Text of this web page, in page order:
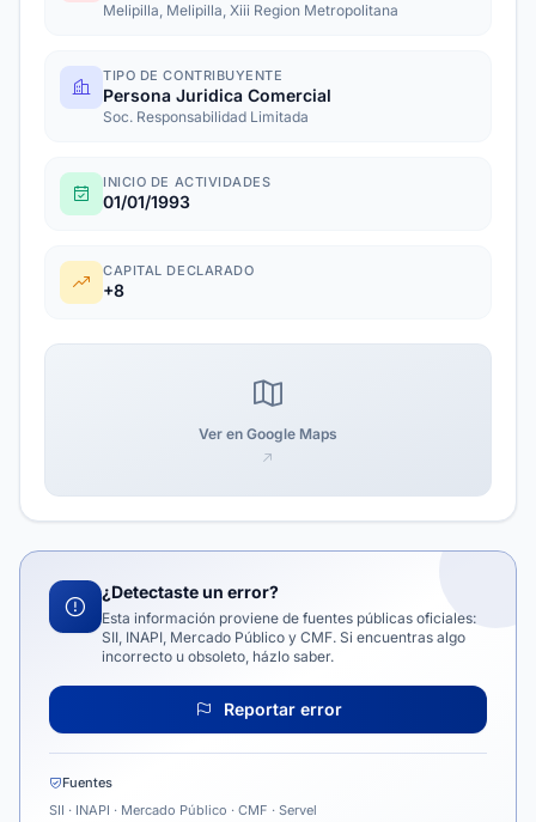
Melipilla, Melipilla, Xiii Region Metropolitana
TIPO DE CONTRIBUYENTE
Persona Juridica Comercial
Soc. Responsabilidad Limitada
INICIO DE ACTIVIDADES
01/01/1993
CAPITAL DECLARADO
+8
Ver en Google Maps
¿Detectaste un error?
Esta información proviene de fuentes públicas oficiales:
SII, INAPI, Mercado Público y CMF. Si encuentras algo
incorrecto u obsoleto, házlo saber.
Reportar error
Fuentes
SII · INAPI · Mercado Público · CMF · Servel